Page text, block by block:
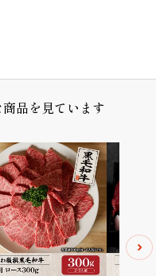
品を見ています